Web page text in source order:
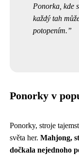
Ponorka, kde
každý tah
potopením.
Ponorky v
Ponorky, stroje
světa her. Mahjong,
dočkala nejednoho